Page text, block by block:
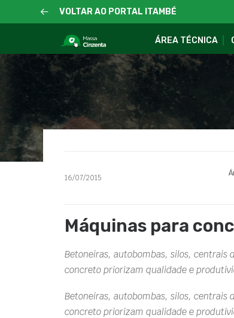
VOLTAR AO PORTAL ITAMBÉ
ÁREA TÉCNICA
16/07/2015
Máquinas para
Betoneiras, autobombas, silos, centrais
concreto priorizam qualidade e
Betoneiras, autobombas, silos, centrais
concreto priorizam qualidade e